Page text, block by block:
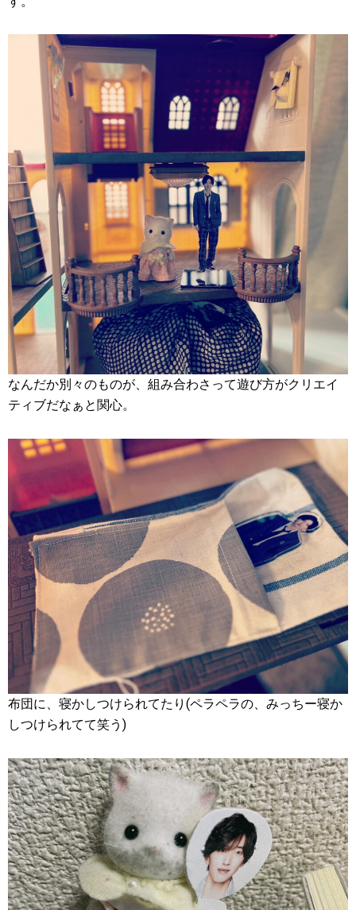
なんだか別々のものが、組み合わさって遊び方がクリエイ
ティブだなぁと関心。
布団に、寝かしつけられてたり(ペラペラの、みっちー寝か
しつけられてて笑う)